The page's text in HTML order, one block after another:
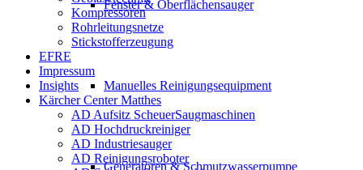
Fenster & Oberflächensauger
Manuelles Reinigungsequipment
Generatoren & Schmutzwasserpumpe
Kompressoren
Rohrleitungsnetze
Stickstofferzeugung
EFRE
Impressum
Insights
Kärcher Center Matthes
AD Aufsitz ScheuerSaugmaschinen
AD Hochdruckreiniger
AD Industriesauger
AD Reinigungsroboter